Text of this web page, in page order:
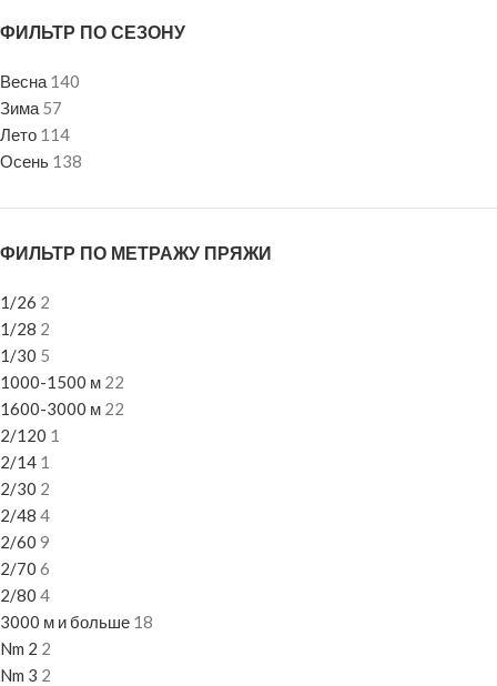
ФИЛЬТР ПО СЕЗОНУ
Весна 140
Зима 57
Лето 114
Осень 138
ФИЛЬТР ПО МЕТРАЖУ ПРЯЖИ
1/26 2
1/28 2
1/30 5
1000-1500 м 22
1600-3000 м 22
2/120 1
2/14 1
2/30 2
2/48 4
2/60 9
2/70 6
2/80 4
3000 м и больше 18
Nm 2 2
Nm 3 2